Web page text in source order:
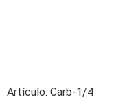
Artículo: Carb-1/4